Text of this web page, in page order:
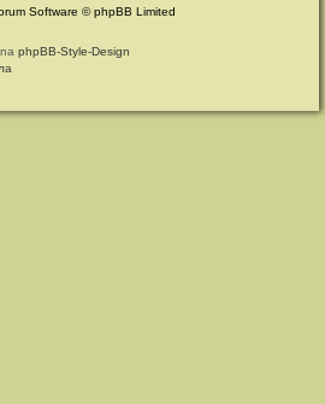
Software © phpBB Limited
phpBB-Style-Design